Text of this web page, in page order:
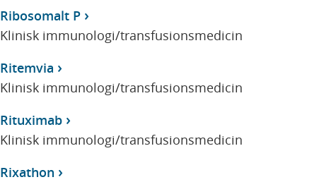
Ribosomalt P
Klinisk immunologi/transfusionsmedicin
Ritemvia
Klinisk immunologi/transfusionsmedicin
Rituximab
Klinisk immunologi/transfusionsmedicin
Rixathon